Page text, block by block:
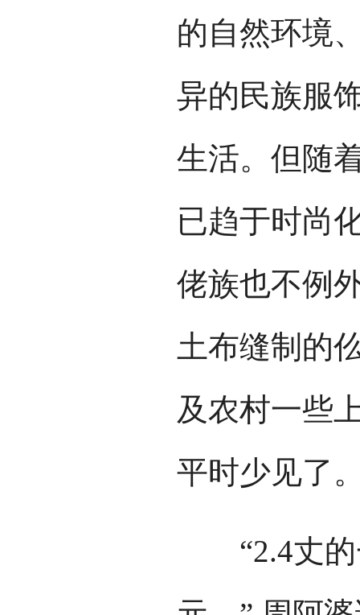
的自然环境
异的民族服
生活。但随
已趋于时尚
佬族也不例
土布缝制的
及农村一些
平时少见了
“2.4丈的